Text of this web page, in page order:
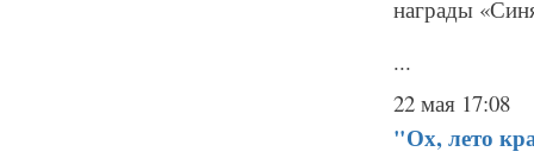
награды
...
22 мая 17:08
"Ох, лето